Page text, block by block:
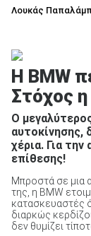
Λουκάς
Η BMW
Στόχος η
Ο
αυτοκίνησης,
χέρια. Για
επίθεσης!
Μπροστά σε μια
της, η BMW
κατασκευαστές
διαρκώς
δεν θυμίζει